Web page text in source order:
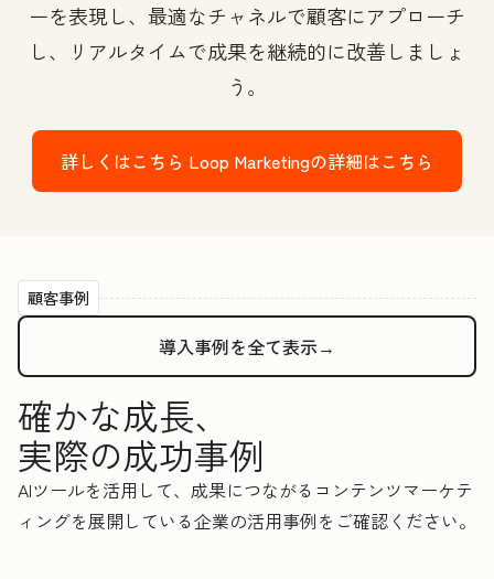
ーを表現し、最適なチャネルで顧客にアプローチ
し、リアルタイムで成果を継続的に改善しましょ
う。
詳しくはこちら Loop Marketingの詳細はこちら
顧客事例
導入事例を全て表示→
確かな成長、
実際の成功事例
AIツールを活用して、成果につながるコンテンツマーケテ
ィングを展開している企業の活用事例をご確認ください。